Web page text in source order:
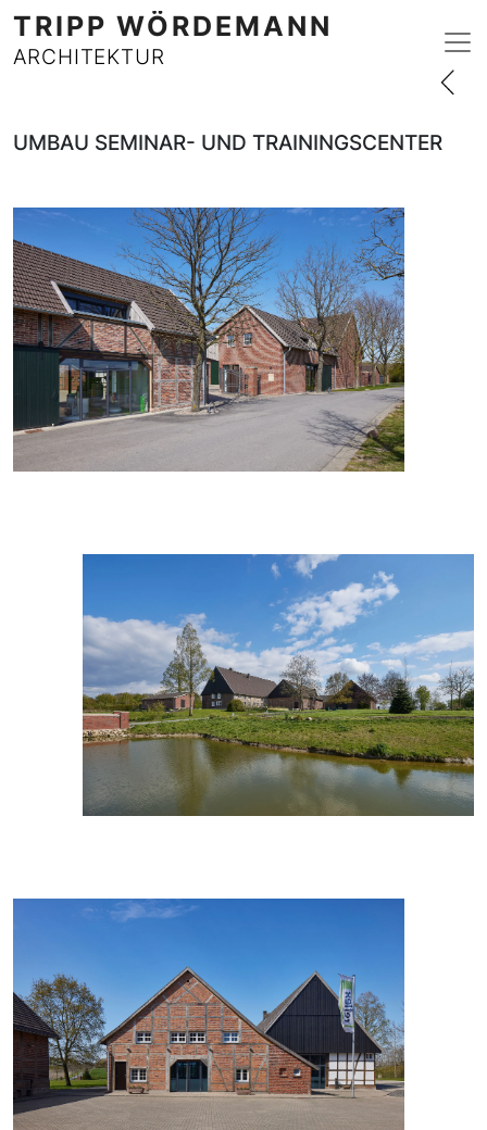
TRIPP WÖRDEMANN
ARCHITEKTUR
UMBAU SEMINAR- UND TRAININGSCENTER